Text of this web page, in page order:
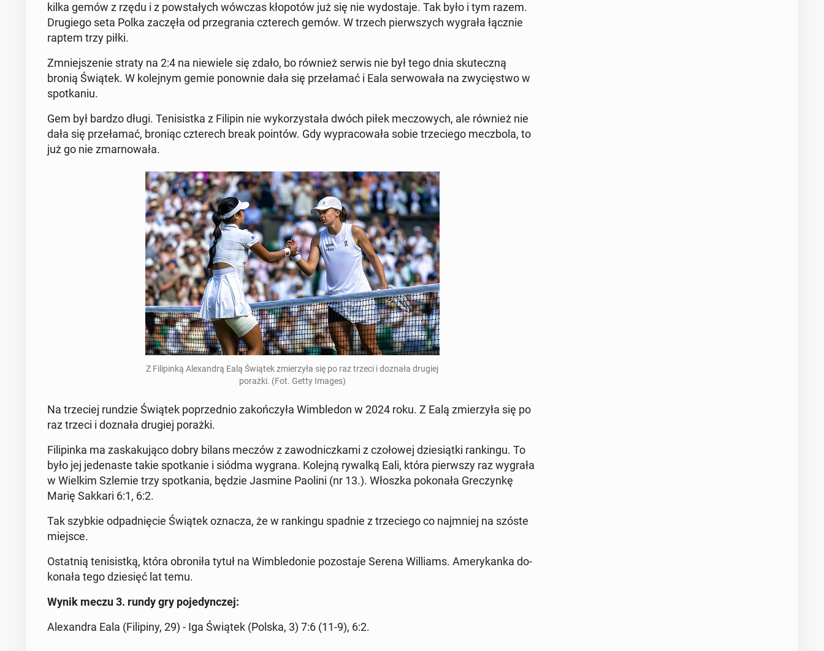
kilka gemów z rzędu i z po­wsta­łych wówczas kło­po­tów już się nie wy­do­sta­je. Tak było i tym razem.
Dru­gie­go seta Polka zaczęła od prze­gra­nia czte­rech gemów. W trzech pierw­szych wygrała łącznie
raptem trzy piłki.
Zmniej­sze­nie straty na 2:4 na nie­wie­le się zdało, bo również serwis nie był tego dnia sku­tecz­ną
bronią Świątek. W ko­lej­nym gemie po­now­nie dała się prze­ła­mać i Eala ser­wo­wa­ła na zwy­cię­stwo w
spo­tka­niu.
Gem był bardzo długi. Te­ni­sist­ka z Filipin nie wy­ko­rzy­sta­ła dwóch piłek me­czo­wych, ale również nie
dała się prze­ła­mać, broniąc czte­rech break pointów. Gdy wy­pra­co­wa­ła sobie trze­cie­go mecz­bo­la, to
już go nie zmar­no­wa­ła.
Z Fi­li­pin­ką Ale­xan­drą Ealą Świątek zmie­rzy­ła się po raz trzeci i doznała drugiej
porażki. (Fot. Getty Images)
Na trze­ciej rundzie Świątek po­przed­nio za­koń­czy­ła Wim­ble­don w 2024 roku. Z Ealą zmie­rzy­ła się po
raz trzeci i doznała drugiej porażki.
Fi­li­pin­ka ma za­ska­ku­ją­co dobry bilans meczów z za­wod­nicz­ka­mi z czo­ło­wej dzie­siąt­ki ran­kin­gu. To
było jej je­de­na­ste takie spo­tka­nie i siódma wygrana. Kolejną rywalką Eali, która pierw­szy raz wygrała
w Wielkim Szlemie trzy spo­tka­nia, będzie Jasmine Paolini (nr 13.). Włoszka po­ko­na­ła Gre­czyn­kę
Marię Sakkari 6:1, 6:2.
Tak szybkie od­pad­nię­cie Świątek oznacza, że w ran­kin­gu spadnie z trze­cie­go co naj­mniej na szóste
miejsce.
Ostat­nią te­ni­sist­ką, która obro­ni­ła tytuł na Wim­ble­do­nie po­zo­sta­je Serena Wil­liams. Ame­ry­kan­ka do­
ko­na­ła tego dzie­sięć lat temu.
Wynik meczu 3. rundy gry po­je­dyn­czej:
Ale­xan­dra Eala (Fi­li­pi­ny, 29) - Iga Świątek (Polska, 3) 7:6 (11-9), 6:2.